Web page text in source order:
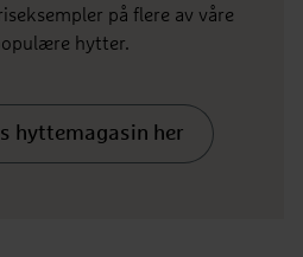
på flere av våre
hytter.
hyttemagasin her